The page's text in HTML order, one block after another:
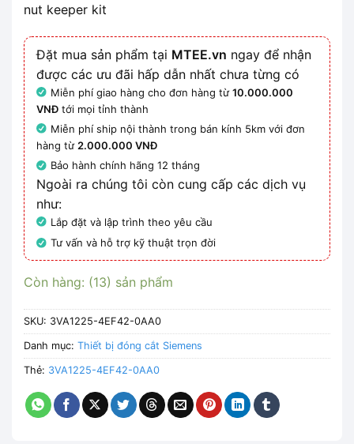
nut keeper kit
Đặt mua sản phẩm tại MTEE.vn ngay để nhận
được các ưu đãi hấp dẫn nhất chưa từng có
Miễn phí giao hàng cho đơn hàng từ10.000.000
VNĐ tới mọi tỉnh thành
Miễn phí ship nội thành trong bán kính 5km với đơn
hàng từ2.000.000 VNĐ
Bảo hành chính hãng 12 tháng
Ngoài ra chúng tôi còn cung cấp các dịch vụ
như:
Lắp đặt và lập trình theo yêu cầu
Tư vấn và hỗ trợ kỹ thuật trọn đời
Còn hàng: (13) sản phẩm
SKU: 3VA1225-4EF42-0AA0
Danh mục: Thiết bị đóng cắt Siemens
Thẻ: 3VA1225-4EF42-0AA0